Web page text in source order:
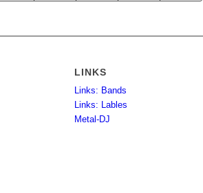
LINKS
Links: Bands
Links: Lables
Metal-DJ